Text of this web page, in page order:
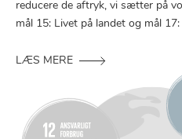
reducere de aftryk, vi sætter på
mål 15: Livet på landet og mål
LÆS MERE